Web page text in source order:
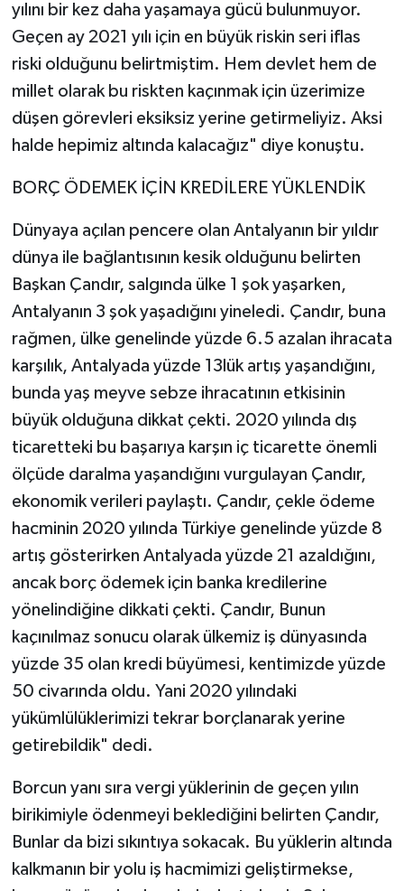
yılını bir kez daha yaşamaya gücü bulunmuyor.
Geçen ay 2021 yılı için en büyük riskin seri iflas
riski olduğunu belirtmiştim. Hem devlet hem de
millet olarak bu riskten kaçınmak için üzerimize
düşen görevleri eksiksiz yerine getirmeliyiz. Aksi
halde hepimiz altında kalacağız" diye konuştu.
BORÇ ÖDEMEK İÇİN KREDİLERE YÜKLENDİK
Dünyaya açılan pencere olan Antalyanın bir yıldır
dünya ile bağlantısının kesik olduğunu belirten
Başkan Çandır, salgında ülke 1 şok yaşarken,
Antalyanın 3 şok yaşadığını yineledi. Çandır, buna
rağmen, ülke genelinde yüzde 6.5 azalan ihracata
karşılık, Antalyada yüzde 13lük artış yaşandığını,
bunda yaş meyve sebze ihracatının etkisinin
büyük olduğuna dikkat çekti. 2020 yılında dış
ticaretteki bu başarıya karşın iç ticarette önemli
ölçüde daralma yaşandığını vurgulayan Çandır,
ekonomik verileri paylaştı. Çandır, çekle ödeme
hacminin 2020 yılında Türkiye genelinde yüzde 8
artış gösterirken Antalyada yüzde 21 azaldığını,
ancak borç ödemek için banka kredilerine
yönelindiğine dikkati çekti. Çandır, Bunun
kaçınılmaz sonucu olarak ülkemiz iş dünyasında
yüzde 35 olan kredi büyümesi, kentimizde yüzde
50 civarında oldu. Yani 2020 yılındaki
yükümlülüklerimizi tekrar borçlanarak yerine
getirebildik" dedi.
Borcun yanı sıra vergi yüklerinin de geçen yılın
birikimiyle ödenmeyi beklediğini belirten Çandır,
Bunlar da bizi sıkıntıya sokacak. Bu yüklerin altında
kalkmanın bir yolu iş hacmimizi geliştirmekse,